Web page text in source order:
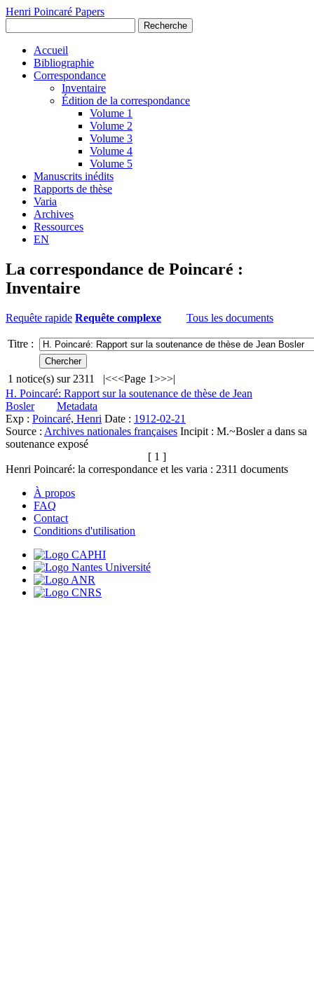
Henri Poincaré Papers
Recherche
Accueil
Bibliographie
Correspondance
Inventaire
Édition de la correspondance
Volume 1
Volume 2
Volume 3
Volume 4
Volume 5
Manuscrits inédits
Rapports de thèse
Varia
Archives
Ressources
EN
La correspondance de Poincaré :
Inventaire
Requête rapide Requête complexe Tous les documents
Titre :
1 notice(s) sur 2311 |<<<Page 1>>>|
H. Poincaré: Rapport sur la soutenance de thèse de Jean
Bosler
Metadata
Exp : Poincaré, Henri Date : 1912-02-21
Source : Archives nationales françaises Incipit : M.~Bosler a dans sa
soutenance exposé
[ 1 ]
Henri Poincaré: la correspondance et les varia : 2311 documents
À propos
FAQ
Contact
Conditions d'utilisation